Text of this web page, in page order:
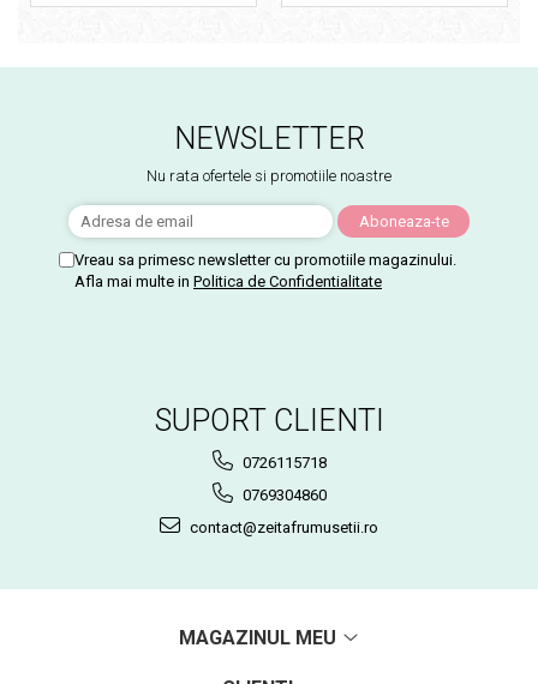
NEWSLETTER
Nu rata ofertele si promotiile noastre
Vreau sa primesc newsletter cu promotiile magazinului.
Afla mai multe in Politica de Confidentialitate
SUPORT CLIENTI
0726115718
0769304860
contact@zeitafrumusetii.ro
MAGAZINUL MEU